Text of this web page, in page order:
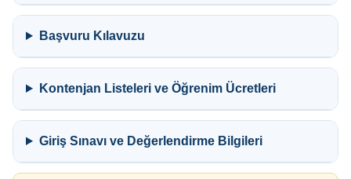
Başvuru Kılavuzu
Kontenjan Listeleri ve Öğrenim Ücretleri
Giriş Sınavı ve Değerlendirme Bilgileri